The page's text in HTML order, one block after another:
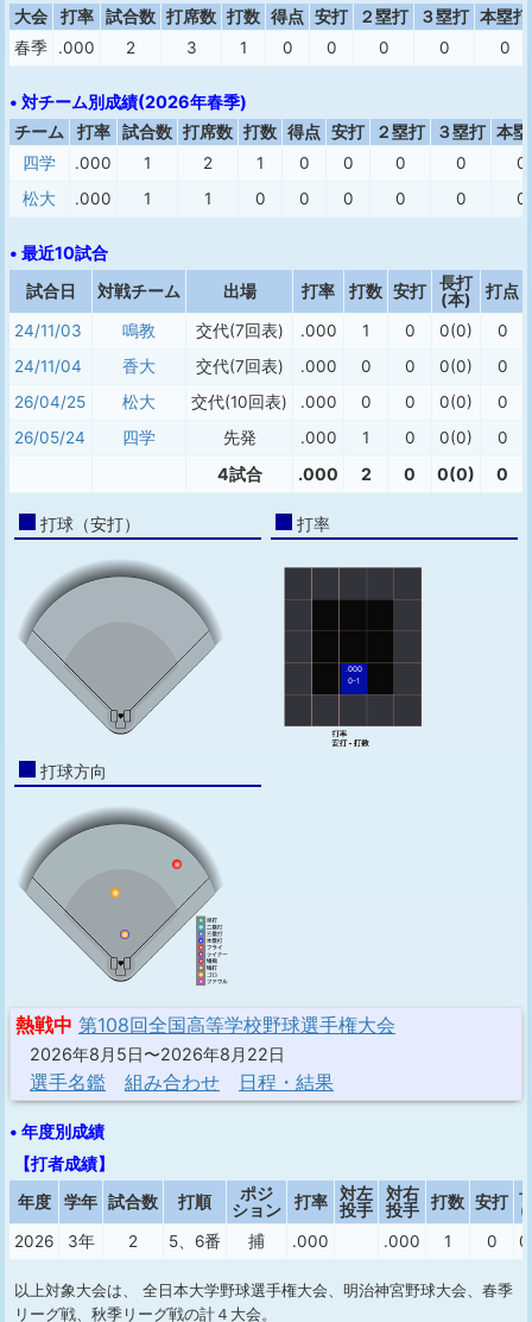
大会 打率 試合数 打席数 打数 得点 安打 ２塁打 ３塁打 本塁打
春季
.000 2 3 1 0 0 0 0 0
• 対チーム別成績(2026年春季)
チーム 打率 試合数 打席数 打数 得点 安打 ２塁打 ３塁打 本
四学
.000 1 2 1 0 0 0 0
0
松大
.000 1 1 0 0 0 0 0 0
• 最近10試合
試合日 対戦チーム 出場 打率 打数 安打
長打
(本)
打点
24/11/03 鳴教 交代(7回表) .000 1 0 0(0)
0
24/11/04
香大 交代(7回表) .000 0 0 0(0)
0
26/04/25
松大 交代(10回表) .000 0 0 0(0)
0
26/05/24
四学 先発 .000 1 0 0(0) 0
4試合 .000 2 0 0(0) 0
打球（安打） 打率
.000
0-1
打球方向
熱戦中 第108回全国高等学校野球選手権大会
2026年8月5日〜2026年8月22日
選手名鑑 組み合わせ 日程・結果
• 年度別成績
【打者成績】
年度
学年 試合数 打順
ポジ
ション
打率
対左
投手
対右
投手
打数 安打
(
2026
3年 2 5、6番 捕 .000 .000 1 0
以上対象大会は、 全日本大学野球選手権大会、明治神宮野球大会、春季
リーグ戦、秋季リーグ戦の計４大会。